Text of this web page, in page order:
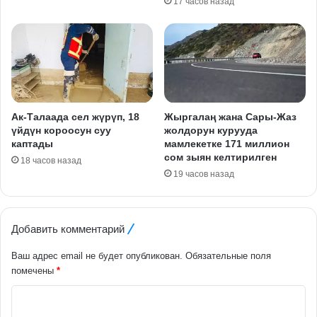
Ак-Талаада сел жүрүп, 18
үйдүн короосун суу
каптады
18 часов назад
Жыргалаң жана Сары-Жаз
жолдорун курууда
мамлекетке 171 миллион
сом зыян келтирилген
19 часов назад
Добавить комментарий
Ваш адрес email не будет опубликован. Обязательные поля
помечены *